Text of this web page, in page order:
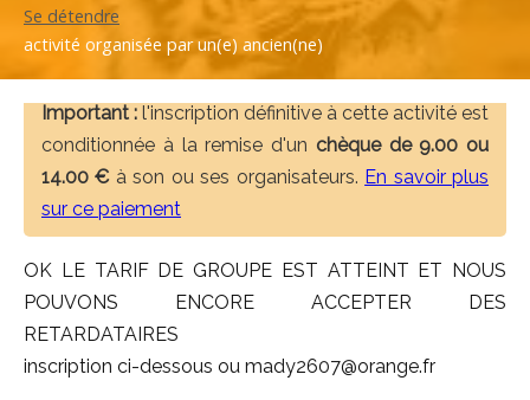
Se détendre
activité organisée par un(e) ancien(ne)
Important : l'inscription définitive à cette activité est
conditionnée à la remise d'un chèque de 9.00 ou
14.00 €à son ou ses organisateurs. En savoir plus
sur ce paiement
OK LE TARIF DE GROUPE EST ATTEINT ET NOUS
POUVONS ENCORE ACCEPTER DES
RETARDATAIRES
inscription ci-dessous ou mady2607@orange.fr